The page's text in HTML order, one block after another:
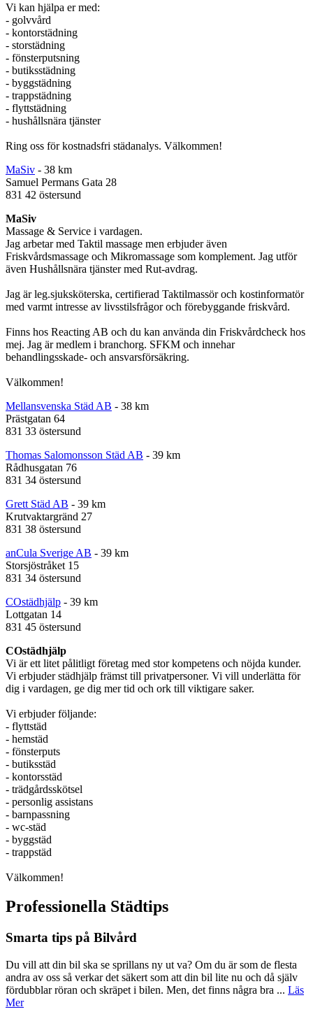
Vi kan hjälpa er med:
- golvvård
- kontorstädning
- storstädning
- fönsterputsning
- butiksstädning
- byggstädning
- trappstädning
- flyttstädning
- hushållsnära tjänster
Ring oss för kostnadsfri städanalys. Välkommen!
MaSiv - 38 km
Samuel Permans Gata 28
831 42 östersund
MaSiv
Massage & Service i vardagen.
Jag arbetar med Taktil massage men erbjuder även
Friskvårdsmassage och Mikromassage som komplement. Jag utför
även Hushållsnära tjänster med Rut-avdrag.
Jag är leg.sjuksköterska, certifierad Taktilmassör och kostinformatör
med varmt intresse av livsstilsfrågor och förebyggande friskvård.
Finns hos Reacting AB och du kan använda din Friskvårdcheck hos
mej. Jag är medlem i branchorg. SFKM och innehar
behandlingsskade- och ansvarsförsäkring.
Välkommen!
Mellansvenska Städ AB - 38 km
Prästgatan 64
831 33 östersund
Thomas Salomonsson Städ AB - 39 km
Rådhusgatan 76
831 34 östersund
Grett Städ AB - 39 km
Krutvaktargränd 27
831 38 östersund
anCula Sverige AB - 39 km
Storsjöstråket 15
831 34 östersund
COstädhjälp - 39 km
Lottgatan 14
831 45 östersund
COstädhjälp
Vi är ett litet pålitligt företag med stor kompetens och nöjda kunder.
Vi erbjuder städhjälp främst till privatpersoner. Vi vill underlätta för
dig i vardagen, ge dig mer tid och ork till viktigare saker.
Vi erbjuder följande:
- flyttstäd
- hemstäd
- fönsterputs
- butiksstäd
- kontorsstäd
- trädgårdsskötsel
- personlig assistans
- barnpassning
- wc-städ
- byggstäd
- trappstäd
Välkommen!
Professionella Städtips
Smarta tips på Bilvård
Du vill att din bil ska se sprillans ny ut va? Om du är som de flesta
andra av oss så verkar det säkert som att din bil lite nu och då själv
fördubblar röran och skräpet i bilen. Men, det finns några bra ... Läs
Mer